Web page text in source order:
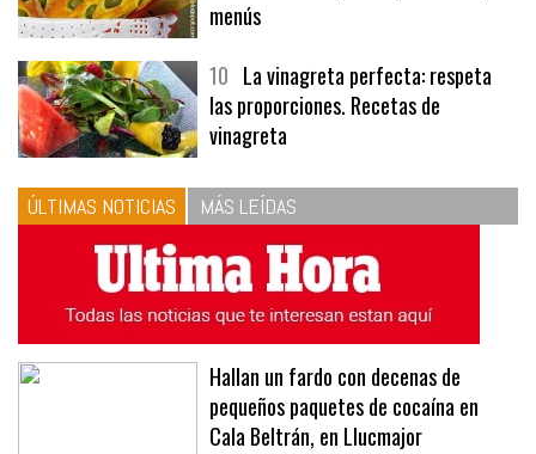
menús
10 La vinagreta perfecta: respeta
las proporciones. Recetas de
vinagreta
ÚLTIMAS NOTICIAS MÁS LEÍDAS
Hallan un fardo con decenas de
pequeños paquetes de cocaína en
Cala Beltrán, en Llucmajor